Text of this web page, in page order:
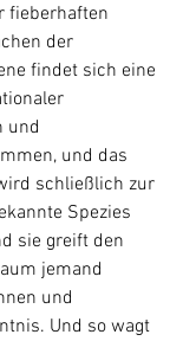
fieberhaften
der
findet sich eine
und
und das
schließlich zur
Spezies
sie greift den
jemand
und
Und so wagt